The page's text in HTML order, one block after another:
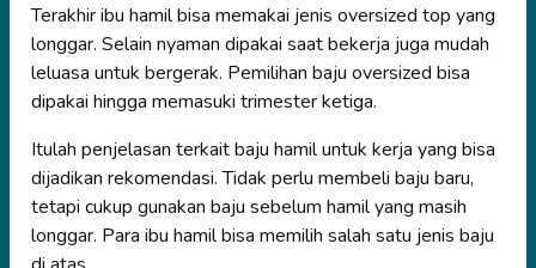
Terakhir ibu hamil bisa memakai jenis oversized top yang
longgar. Selain nyaman dipakai saat bekerja juga mudah
leluasa untuk bergerak. Pemilihan baju oversized bisa
dipakai hingga memasuki trimester ketiga.
Itulah penjelasan terkait baju hamil untuk kerja yang bisa
dijadikan rekomendasi. Tidak perlu membeli baju baru,
tetapi cukup gunakan baju sebelum hamil yang masih
longgar. Para ibu hamil bisa memilih salah satu jenis baju